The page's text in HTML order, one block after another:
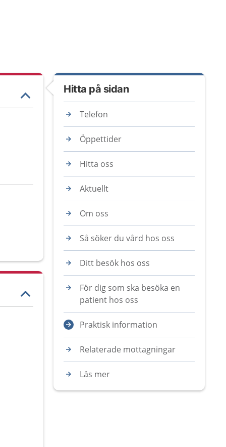
Hitta på sidan
Telefon
Öppettider
Hitta oss
Aktuellt
Om oss
Så söker du vård hos oss
Ditt besök hos oss
För dig som ska besöka en
patient hos oss
Praktisk information
Relaterade mottagningar
Läs mer